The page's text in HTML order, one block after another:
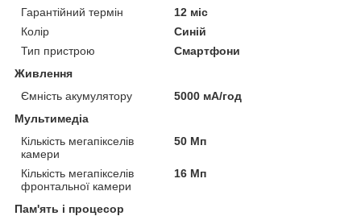
Гарантійний термін
12 міс
Колір
Синій
Тип пристрою
Смартфони
Живлення
Ємність акумулятору
5000 мА/год
Мультимедіа
Кількість мегапікселів
камери
50 Мп
Кількість мегапікселів
фронтальної камери
16 Мп
Пам'ять і процесор